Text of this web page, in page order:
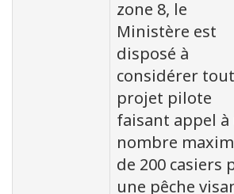
zone 8, le
Ministère est
disposé à
considérer tout
projet pilote
faisant appel à
nombre
de 200 casiers
une pêche